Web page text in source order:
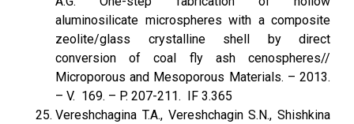
aluminosilicate microspheres with a composite
zeolite/glass crystalline shell by direct
conversion of coal fly ash cenospheres//
Microporous and Mesoporous Materials. – 2013.
– V. 169. – P. 207-211. IF 3.365
Vereshchagina T.А., Vereshchagin S.N., Shishkina